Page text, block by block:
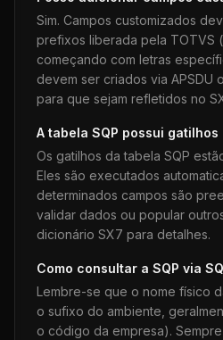
Sim. Campos customizados
prefixos liberada pela TOTVS
começando com letras
devem ser criados via APSDU
para que sejam refletidos no
A tabela SQP possui gatilhos
Os gatilhos da tabela SQP
Eles são executados
determinados campos são
validar dados ou popular
dicionário SX7 para detalhes.
Como consultar a SQP via
Lembre-se que o nome físico
o sufixo do ambiente,
o código da empresa).